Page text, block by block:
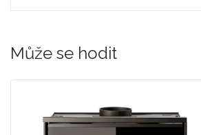
Může se hodit